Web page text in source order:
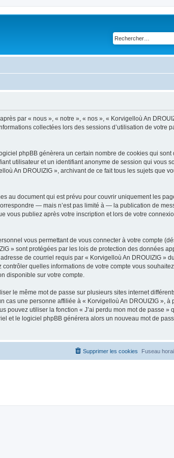
par « nous », « notre », « nos », « Korvigelloù An
collectées lors des sessions d’utilisation de votre
phpBB génèrera un certain nombre de cookies qui sont
utilisateur et un identifiant anonyme de session qui vous
An DROUIZIG », archivant de ce fait tous les sujets que
au document qui est prévu pour couvrir uniquement les
— mais n’est pas limité à — la publication de
vous publiez après votre inscription et lors de votre
vous permettant de vous connecter à votre compte
» sont protégées par les lois de protection des données
de courriel requis par « Korvigelloù An DROUIZIG »
quelles informations de votre compte vous
disponible sur votre compte.
le même mot de passe sur plusieurs sites internet
cas une personne affiliée à « Korvigelloù An DROUIZIG », à
pouvez utiliser la fonction « J’ai perdu mon mot de passe »
et le logiciel phpBB générera alors un nouveau mot de
Fuseau
Supprimer les cookies